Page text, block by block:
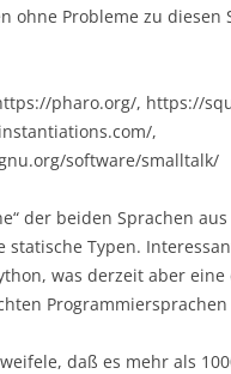
ohne Probleme zu diesen
pharo.org/, https://
,
software/smalltalk/
der beiden Sprachen
statische Typen.
was derzeit aber eine
daß es mehr als